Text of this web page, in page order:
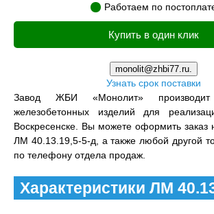
Работаем по
Купить в один клик
monolit@zhbi77.ru.
Узнать срок поставки
Завод ЖБИ «Монолит»
железобетонных изделий для
Воскресенске. Вы можете оформить заказ
ЛМ 40.13.19,5-5-д, а также любой другой
по телефону отдела продаж.
Характеристики ЛМ